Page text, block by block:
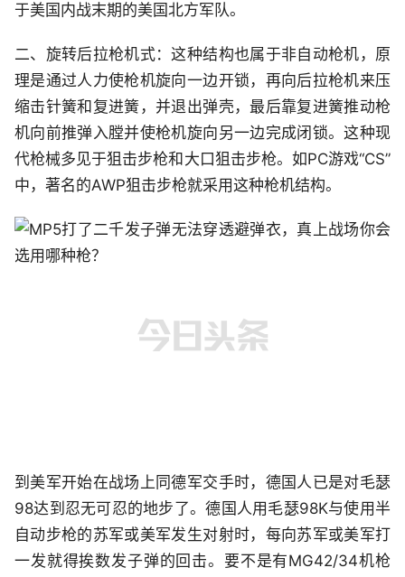
于美国内战末期的美国北方军队。
二、旋转后拉枪机式：这种结构也属于非自动枪机，原
理是通过人力使枪机旋向一边开锁，再向后拉枪机来压
缩击针簧和复进簧，并退出弹壳，最后靠复进簧推动枪
机向前推弹入膛并使枪机旋向另一边完成闭锁。这种现
代枪械多见于狙击步枪和大口狙击步枪。如PC游戏“CS”
中，著名的AWP狙击步枪就采用这种枪机结构。
到美军开始在战场上同德军交手时，德国人已是对毛瑟
98达到忍无可忍的地步了。德国人用毛瑟98K与使用半
自动步枪的苏军或美军发生对射时，每向苏军或美军打
一发就得挨数发子弹的回击。要不是有MG42/34机枪